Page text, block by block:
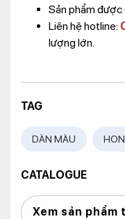
Sản phẩm được
Liên hệ hotline:
lượng lớn.
TAG
DÀN MÀU
CATALOGUE
Xem sản phẩm